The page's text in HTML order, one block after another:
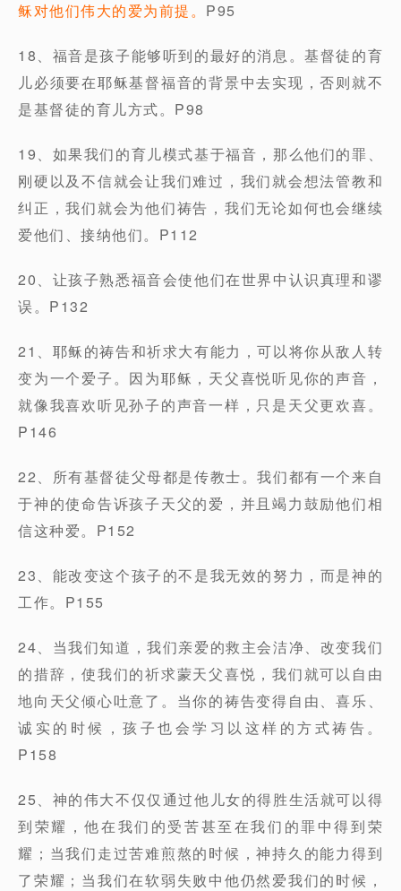
稣对他们伟大的爱为前提。 P95
18、福音是孩子能够听到的最好的消息。基督徒的育
儿必须要在耶稣基督福音的背景中去实现，否则就不
是基督徒的育儿方式。P98
19、如果我们的育儿模式基于福音，那么他们的罪、
刚硬以及不信就会让我们难过，我们就会想法管教和
纠正，我们就会为他们祷告，我们无论如何也会继续
爱他们、接纳他们。P112
20、让孩子熟悉福音会使他们在世界中认识真理和谬
误。P132
21、耶稣的祷告和祈求大有能力，可以将你从敌人转
变为一个爱子。因为耶稣，天父喜悦听见你的声音，
就像我喜欢听见孙子的声音一样，只是天父更欢喜。
P146
22、所有基督徒父母都是传教士。我们都有一个来自
于神的使命告诉孩子天父的爱，并且竭力鼓励他们相
信这种爱。P152
23、能改变这个孩子的不是我无效的努力，而是神的
工作。P155
24、当我们知道，我们亲爱的救主会洁净、改变我们
的措辞，使我们的祈求蒙天父喜悦，我们就可以自由
地向天父倾心吐意了。当你的祷告变得自由、喜乐、
诚实的时候，孩子也会学习以这样的方式祷告。
P158
25、神的伟大不仅仅通过他儿女的得胜生活就可以得
到荣耀，他在我们的受苦甚至在我们的罪中得到荣
耀；当我们走过苦难煎熬的时候，神持久的能力得到
了荣耀；当我们在软弱失败中他仍然爱我们的时候，